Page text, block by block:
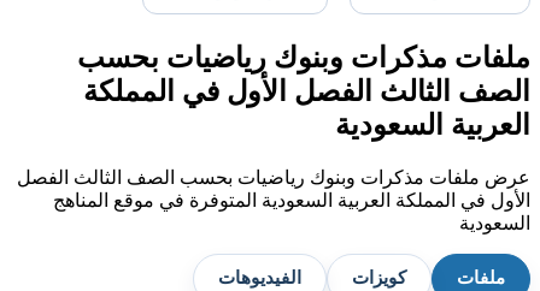
ملفات مذكرات وبنوك رياضيات بحسب
الصف الثالث الفصل الأول في المملكة
العربية السعودية
عرض ملفات مذكرات وبنوك رياضيات بحسب الصف الثالث الفصل
الأول في المملكة العربية السعودية المتوفرة في موقع المناهج
السعودية
ملفات كويزات الفيديوهات